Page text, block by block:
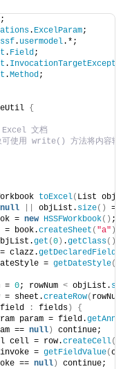
;
. ExcelParam;
. usermodel.*;
. Field;
. InvocationTargetException
.Method;
{
Excel 文档
使用 write() 方法将内容输出
toExcel( List
null objList. size() ==
=
new HSSFWorkbook() ;
= book.
createSheet ( "a" )
get (0 ) .getClass()
clazz.getDeclaredFields
=
getDateStyle(
= 0; rowNum < objList. size
= sheet.
createRow( rowNum
: fields )
{
param = field.
== null )
continue;
cell = row.
createCell(
=
getFieldValue(
== null )
continue;